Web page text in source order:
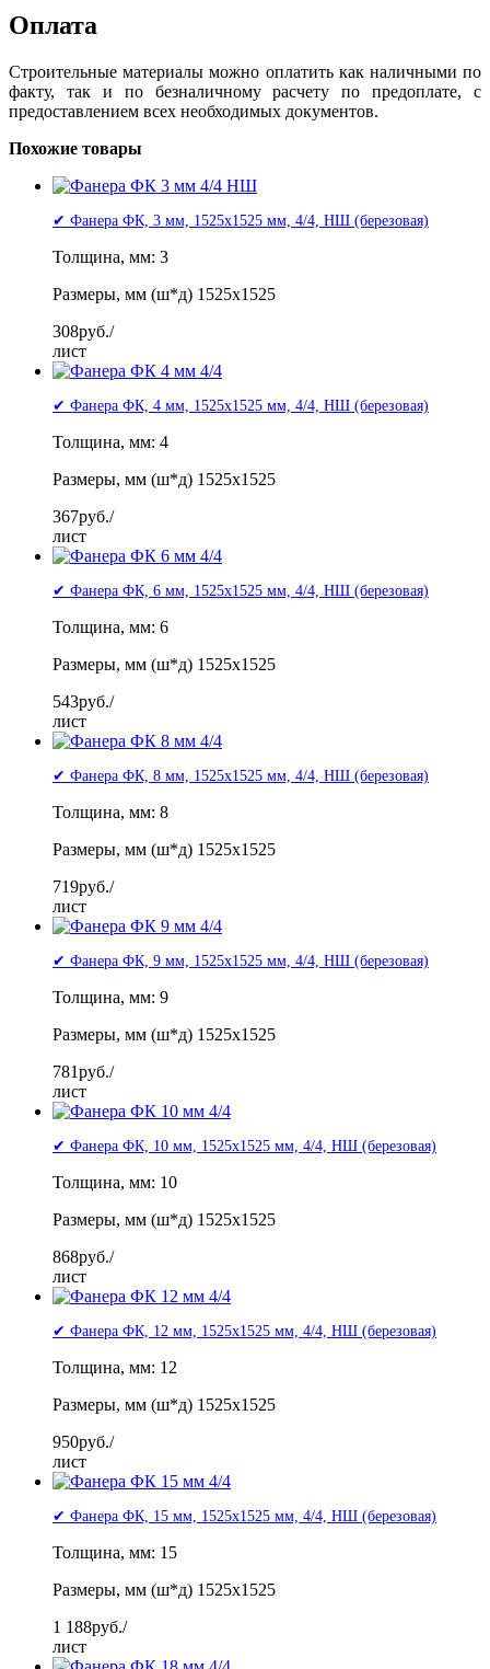
Оплата
Строительные материалы можно оплатить как наличными по
факту, так и по безналичному расчету по предоплате, с
предоставлением всех необходимых документов.
Похожие товары
✔ Фанера ФК, 3 мм, 1525x1525 мм, 4/4, НШ (березовая)
Толщина, мм: 3
Размеры, мм (ш*д) 1525x1525
308руб./
лист
✔ Фанера ФК, 4 мм, 1525x1525 мм, 4/4, НШ (березовая)
Толщина, мм: 4
Размеры, мм (ш*д) 1525x1525
367руб./
лист
✔ Фанера ФК, 6 мм, 1525x1525 мм, 4/4, НШ (березовая)
Толщина, мм: 6
Размеры, мм (ш*д) 1525x1525
543руб./
лист
✔ Фанера ФК, 8 мм, 1525x1525 мм, 4/4, НШ (березовая)
Толщина, мм: 8
Размеры, мм (ш*д) 1525x1525
719руб./
лист
✔ Фанера ФК, 9 мм, 1525x1525 мм, 4/4, НШ (березовая)
Толщина, мм: 9
Размеры, мм (ш*д) 1525x1525
781руб./
лист
✔ Фанера ФК, 10 мм, 1525x1525 мм, 4/4, НШ (березовая)
Толщина, мм: 10
Размеры, мм (ш*д) 1525x1525
868руб./
лист
✔ Фанера ФК, 12 мм, 1525x1525 мм, 4/4, НШ (березовая)
Толщина, мм: 12
Размеры, мм (ш*д) 1525x1525
950руб./
лист
✔ Фанера ФК, 15 мм, 1525x1525 мм, 4/4, НШ (березовая)
Толщина, мм: 15
Размеры, мм (ш*д) 1525x1525
1 188руб./
лист